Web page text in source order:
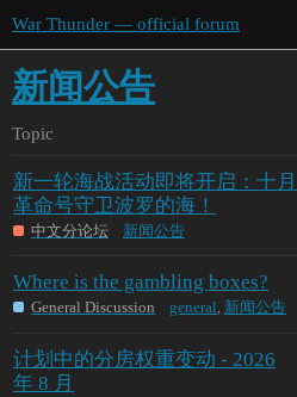
War Thunder — official forum
新闻公告
Topic
新一轮海战活动即将开启：十月
革命号守卫波罗的海！
中文分论坛 新闻公告
Where is the gambling boxes?
General Discussion general, 新闻公告
计划中的分房权重变动 - 2026
年 8 月